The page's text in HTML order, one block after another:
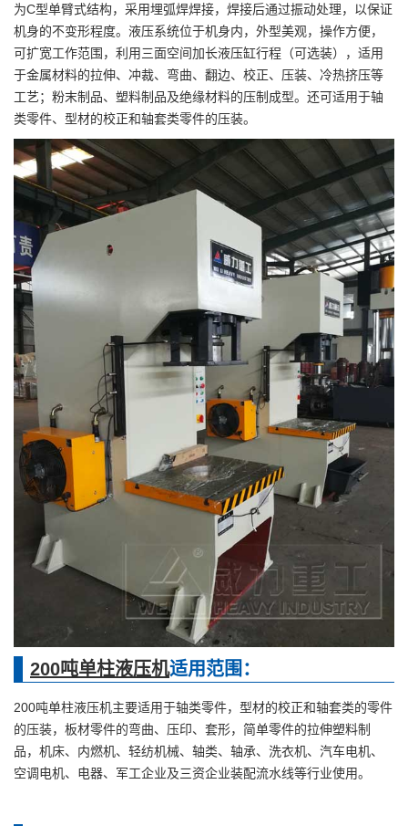
为C型单臂式结构，采用埋弧焊焊接，焊接后通过振动处理，以保证
机身的不变形程度。液压系统位于机身内，外型美观，操作方便，
可扩宽工作范围，利用三面空间加长液压缸行程（可选装），适用
于金属材料的拉伸、冲裁、弯曲、翻边、校正、压装、冷热挤压等
工艺；粉末制品、塑料制品及绝缘材料的压制成型。还可适用于轴
类零件、型材的校正和轴套类零件的压装。
200吨单柱液压机适用范围：
200吨单柱液压机主要适用于轴类零件，型材的校正和轴套类的零件
的压装，板材零件的弯曲、压印、套形，简单零件的拉伸塑料制
品，机床、内燃机、轻纺机械、轴类、轴承、洗衣机、汽车电机、
空调电机、电器、军工企业及三资企业装配流水线等行业使用。